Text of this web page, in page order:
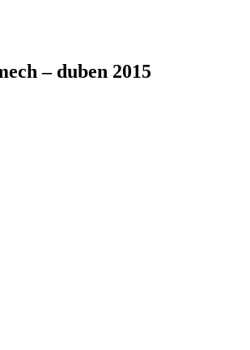
– duben 2015